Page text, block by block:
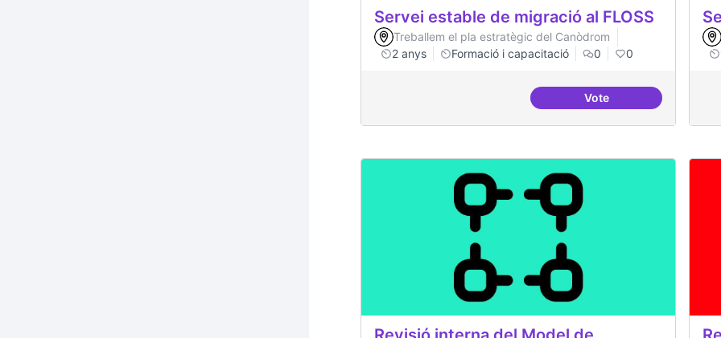
Servei estable de migració al FLOSS
Treballem el pla estratègic del Canòdrom
2 anys
Formació i capacitació 0 0
VoteServei estable de